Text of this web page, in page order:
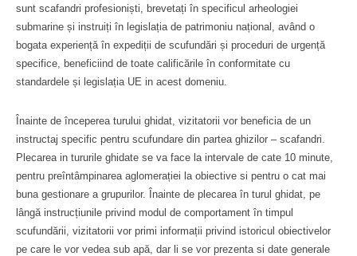
sunt scafandri profesioniști, brevetați în specificul arheologiei
submarine și instruiți în legislația de patrimoniu național, având o
bogata experiență în expediții de scufundări și proceduri de urgență
specifice, beneficiind de toate calificările în conformitate cu
standardele și legislația UE in acest domeniu.
Înainte de începerea turului ghidat, vizitatorii vor beneficia de un
instructaj specific pentru scufundare din partea ghizilor – scafandri.
Plecarea in tururile ghidate se va face la intervale de cate 10 minute,
pentru preîntâmpinarea aglomerației la obiective si pentru o cat mai
buna gestionare a grupurilor. Înainte de plecarea în turul ghidat, pe
lângă instrucțiunile privind modul de comportament în timpul
scufundării, vizitatorii vor primi informații privind istoricul obiectivelor
pe care le vor vedea sub apă, dar li se vor prezenta si date generale